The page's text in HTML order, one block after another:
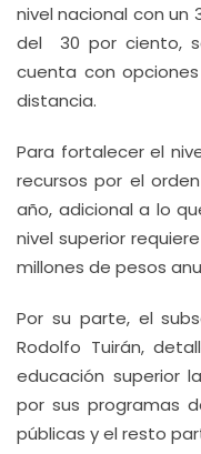
nivel nacional con
del 30 por ciento,
cuenta con
distancia.
Para fortalecer el
recursos por el
año, adicional a lo
nivel superior
millones de pesos
Por su parte, el
Rodolfo Tuirán,
educación superior
por sus programas
públicas y el resto